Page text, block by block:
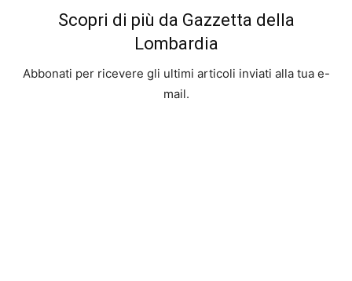
Scopri di più da Gazzetta della
Lombardia
Abbonati per ricevere gli ultimi articoli inviati alla tua e-
mail.